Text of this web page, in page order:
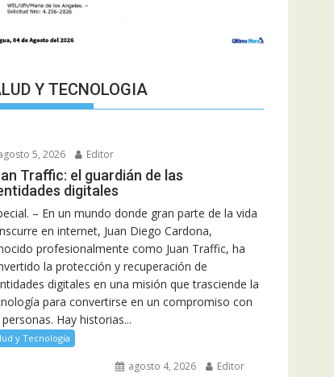
Y TECNOLOGIA
5, 2026 Editor
Traffic: el guardián de las
digitales
– En un mundo donde gran parte de la vida
en internet, Juan Diego Cardona,
profesionalmente como Juan Traffic, ha
la protección y recuperación de
digitales en una misión que trasciende la
para convertirse en un compromiso con
Hay historias...
y Tecnología
agosto 4, 2026 Editor